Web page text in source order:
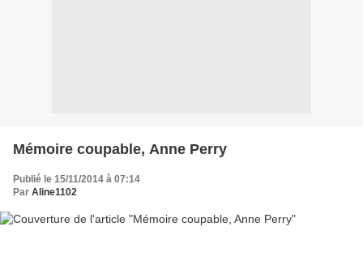
Mémoire coupable, Anne Perry
Publié le 15/11/2014 à 07:14
Par Aline1102